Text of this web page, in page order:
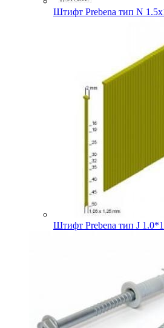
Штифт Prebena тип N
Штифт Prebena тип J